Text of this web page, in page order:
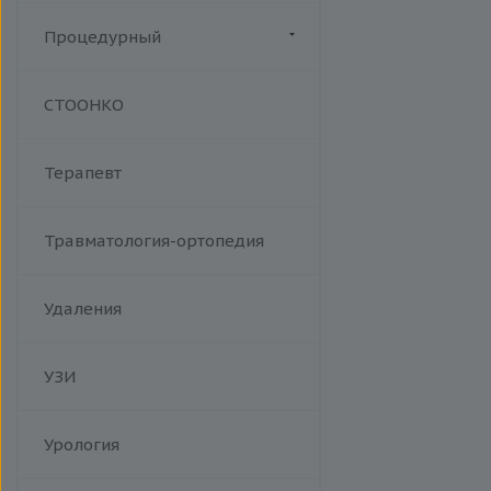
Процедурный
СТООНКО
Терапевт
Травматология-ортопедия
Удаления
УЗИ
Урология